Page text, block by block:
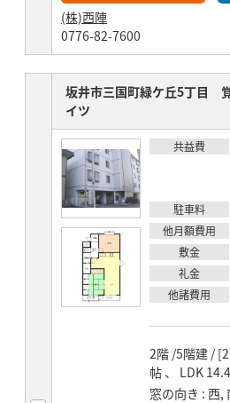
(株)西陣
0776-82-7600
坂井市三国町緑ケ丘5丁目
イツ
賃料
共益費
駐車料
他月額費用
敷金
礼金
他諸費用
2階 /5階建 /
帖 、 LDK
窓の向き 西,